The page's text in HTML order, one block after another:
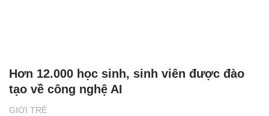
GIỚI TRẺ
Hơn 12.000 học sinh, sinh viên được đào
tạo về công nghệ AI